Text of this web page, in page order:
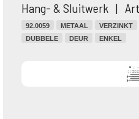
Hang- & Sluitwerk |
92.0059 METAAL VERZINKT
DUBBELE
DEUR ENKEL